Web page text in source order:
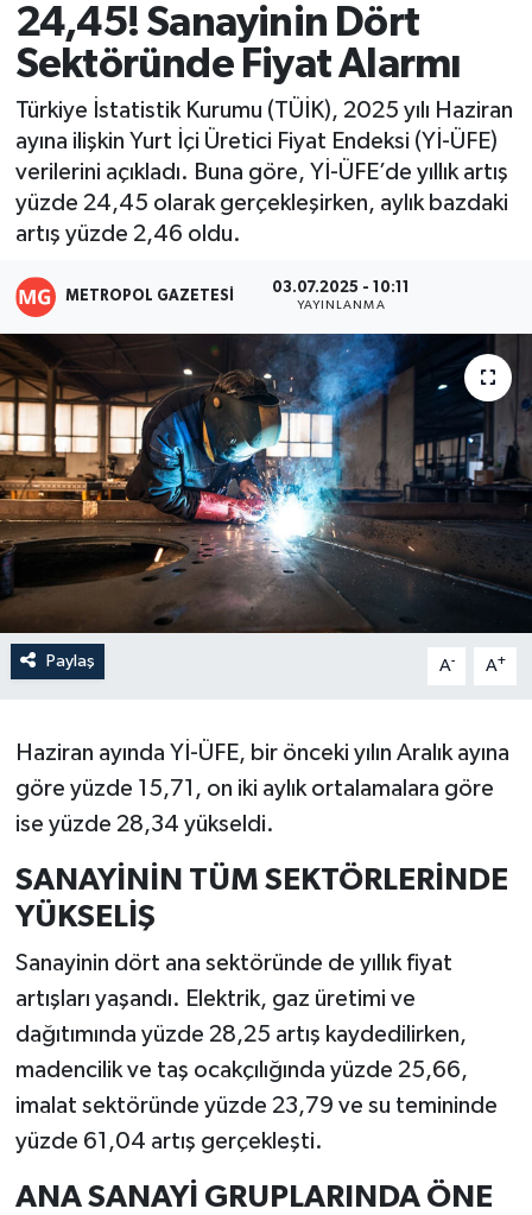
24,45! Sanayinin Dört
Sektöründe Fiyat Alarmı
Türkiye İstatistik Kurumu (TÜİK), 2025 yılı Haziran
ayına ilişkin Yurt İçi Üretici Fiyat Endeksi (Yİ-ÜFE)
verilerini açıkladı. Buna göre, Yİ-ÜFE’de yıllık artış
yüzde 24,45 olarak gerçekleşirken, aylık bazdaki
artış yüzde 2,46 oldu.
METROPOL GAZETESI 03.07.2025 - 10:11
YAYINLANMA
Paylaş A- A+
Haziran ayında Yİ-ÜFE, bir önceki yılın Aralık ayına
göre yüzde 15,71, on iki aylık ortalamalara göre
ise yüzde 28,34 yükseldi.
SANAYİNİN TÜM SEKTÖRLERİNDE
YÜKSELİŞ
Sanayinin dört ana sektöründe de yıllık fiyat
artışları yaşandı. Elektrik, gaz üretimi ve
dağıtımında yüzde 28,25 artış kaydedilirken,
madencilik ve taş ocakçılığında yüzde 25,66,
imalat sektöründe yüzde 23,79 ve su temininde
yüzde 61,04 artış gerçekleşti.
ANA SANAYİ GRUPLARINDA ÖNE
Resmi İlanlar